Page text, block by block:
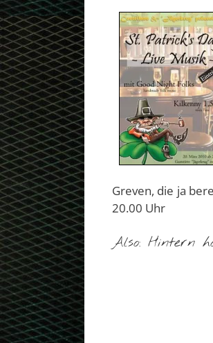
Greven, die ja
20.00 Uhr
Also: Hintern